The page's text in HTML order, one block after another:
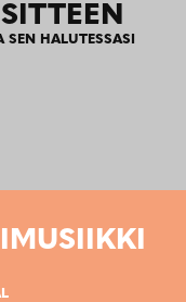
HALUTESSASI